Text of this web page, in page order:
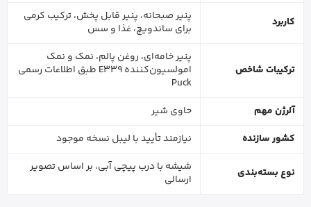
کاربرد
پنیر صبحانه، پنیر قابل پخش، ترکیب کرمی
برای ساندویچ، غذا و سس
ترکیبات شاخص
پنیر خامه‌ای، روغن پالم، نمک و نمک
امولسیون‌کننده E339 طبق اطلاعات رسمی
Puck
آلرژن مهم
حاوی شیر
کشور سازنده
نیازمند تأیید با لیبل نسخه موجود
نوع بسته‌بندی
شیشه با درب پیچی آبی، بر اساس تصویر
ارسالی